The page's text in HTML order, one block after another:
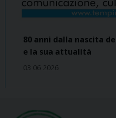
80 anni dalla nascita
e la sua attualità
03 06 2026